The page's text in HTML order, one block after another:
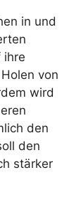
in und
ihre
von
wird
den
den
stärker